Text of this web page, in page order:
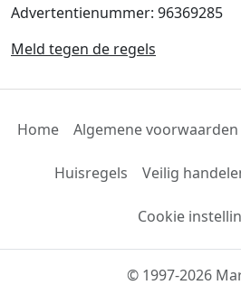
Advertentienummer: 96369285
Meld tegen de regels
Home Algemene voorwaarden
Huisregels Veilig
Cookie
© 1997-2026